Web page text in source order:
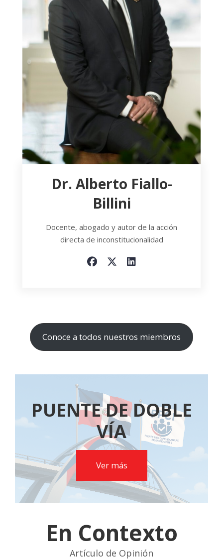
Dr. Alberto Fiallo-
Billini
Docente, abogado y autor de la acción
directa de inconstitucionalidad
Conoce a todos nuestros miembros
PUENTE DE DOBLE
VÍA
Ver más
En Contexto
Artículo de Opinión